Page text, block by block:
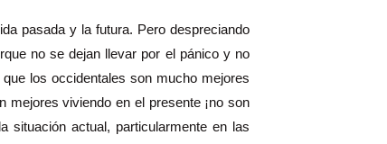
pasada y la futura. Pero despreciando
no se dejan llevar por el pánico y no
los occidentales son mucho mejores
mejores viviendo en el presente ¡no son
situación actual, particularmente en las